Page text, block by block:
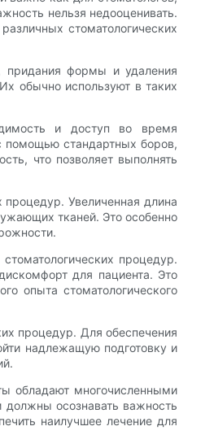
нельзя недооценивать.
стоматологических
придания формы и удаления
обычно используют в таких
и доступ во время
помощью стандартных боров,
что позволяет выполнять
Увеличенная длина
тканей. Это особенно
процедур.
для пациента. Это
опыта стоматологического
процедур. Для обеспечения
надлежащую подготовку и
обладают многочисленными
осознавать важность
наилучшее лечение для